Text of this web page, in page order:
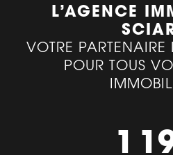
L’AGENCE
VOTRE
POUR TOUS
1